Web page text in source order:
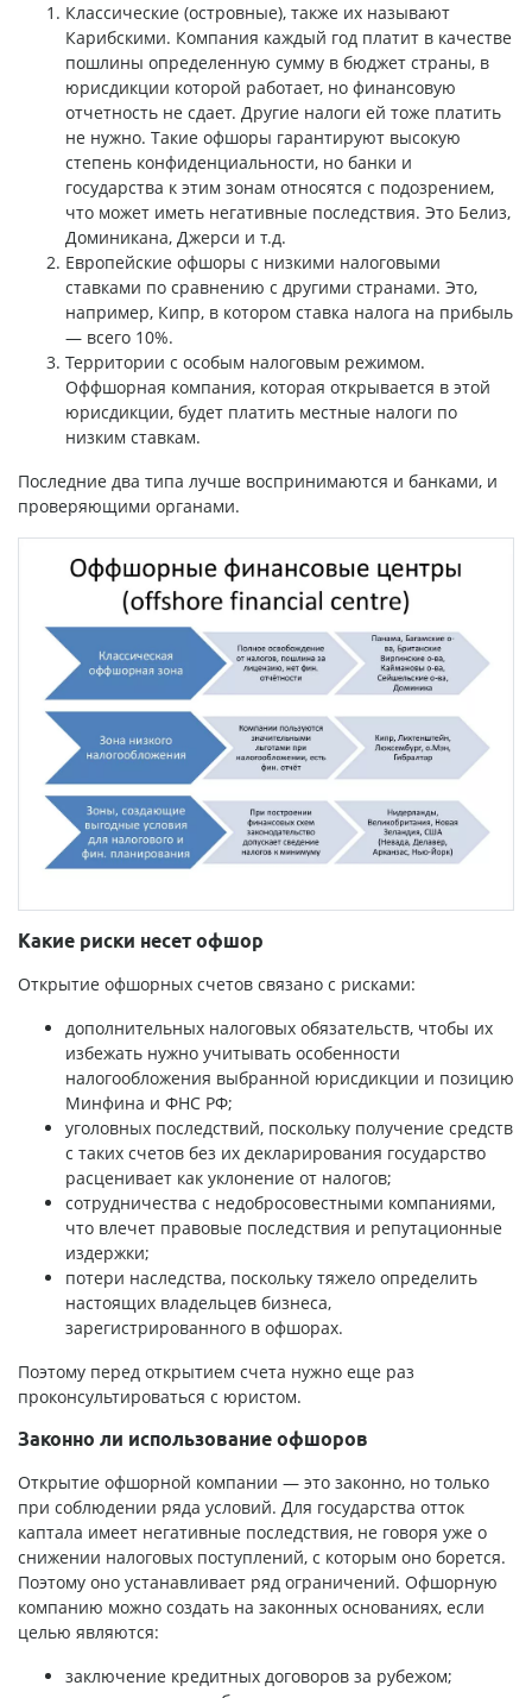
Классические (островные), также их называют
Карибскими. Компания каждый год платит в качестве
пошлины определенную сумму в бюджет страны, в
юрисдикции которой работает, но финансовую
отчетность не сдает. Другие налоги ей тоже платить
не нужно. Такие офшоры гарантируют высокую
степень конфиденциальности, но банки и
государства к этим зонам относятся с подозрением,
что может иметь негативные последствия. Это Белиз,
Доминикана, Джерси и т.д.
Европейские офшоры с низкими налоговыми
ставками по сравнению с другими странами. Это,
например, Кипр, в котором ставка налога на прибыль
— всего 10%.
Территории с особым налоговым режимом.
Оффшорная компания, которая открывается в этой
юрисдикции, будет платить местные налоги по
низким ставкам.
Последние два типа лучше воспринимаются и банками, и
проверяющими органами.
Какие риски несет офшор
Открытие офшорных счетов связано с рисками:
дополнительных налоговых обязательств, чтобы их
избежать нужно учитывать особенности
налогообложения выбранной юрисдикции и позицию
Минфина и ФНС РФ;
уголовных последствий, поскольку получение средств
с таких счетов без их декларирования государство
расценивает как уклонение от налогов;
сотрудничества с недобросовестными компаниями,
что влечет правовые последствия и репутационные
издержки;
потери наследства, поскольку тяжело определить
настоящих владельцев бизнеса,
зарегистрированного в офшорах.
Поэтому перед открытием счета нужно еще раз
проконсультироваться с юристом.
Законно ли использование офшоров
Открытие офшорной компании — это законно, но только
при соблюдении ряда условий. Для государства отток
каптала имеет негативные последствия, не говоря уже о
снижении налоговых поступлений, с которым оно борется.
Поэтому оно устанавливает ряд ограничений. Офшорную
компанию можно создать на законных основаниях, если
целью являются:
заключение кредитных договоров за рубежом;